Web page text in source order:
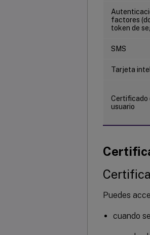
factores
token de
SMS
Tarjeta
Certificado
usuario
Puedes
cuando